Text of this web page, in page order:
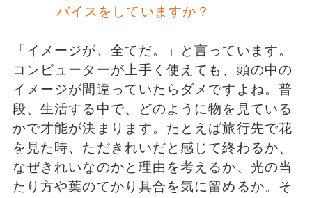
バイスをしていますか？
「イメージが、全てだ。」と言っています。
コンピューターが上手く使えても、頭の中の
イメージが間違っていたらダメですよね。普
段、生活する中で、どのように物を見ている
かで才能が決まります。たとえば旅行先で花
を見た時、ただきれいだと感じて終わるか、
なぜきれいなのかと理由を考えるか、光の当
たり方や葉のてかり具合を気に留めるか。そ